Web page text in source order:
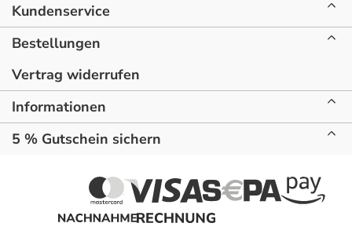
Kundenservice
Bestellungen
Vertrag widerrufen
Informationen
5 % Gutschein sichern